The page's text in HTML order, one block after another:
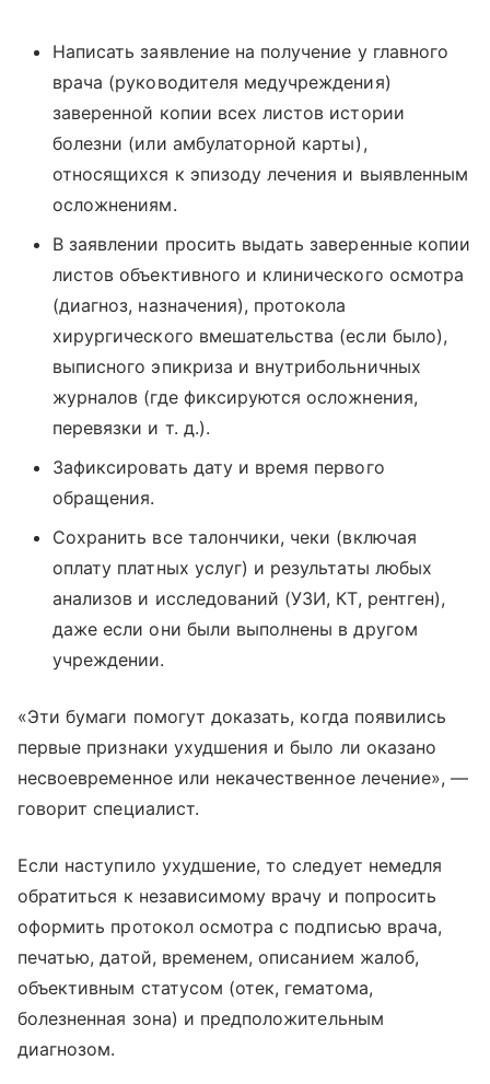
Написать заявление на получение у главного
врача (руководителя медучреждения)
заверенной копии всех листов истории
болезни (или амбулаторной карты),
относящихся к эпизоду лечения и выявленным
осложнениям.
В заявлении просить выдать заверенные копии
листов объективного и клинического осмотра
(диагноз, назначения), протокола
хирургического вмешательства (если было),
выписного эпикриза и внутрибольничных
журналов (где фиксируются осложнения,
перевязки и т. д.).
Зафиксировать дату и время первого
обращения.
Сохранить все талончики, чеки (включая
оплату платных услуг) и результаты любых
анализов и исследований (УЗИ, КТ, рентген),
даже если они были выполнены в другом
учреждении.
«Эти бумаги помогут доказать, когда появились
первые признаки ухудшения и было ли оказано
несвоевременное или некачественное лечение», —
говорит специалист.
Если наступило ухудшение, то следует немедля
обратиться к независимому врачу и попросить
оформить протокол осмотра с подписью врача,
печатью, датой, временем, описанием жалоб,
объективным статусом (отек, гематома,
болезненная зона) и предположительным
диагнозом.